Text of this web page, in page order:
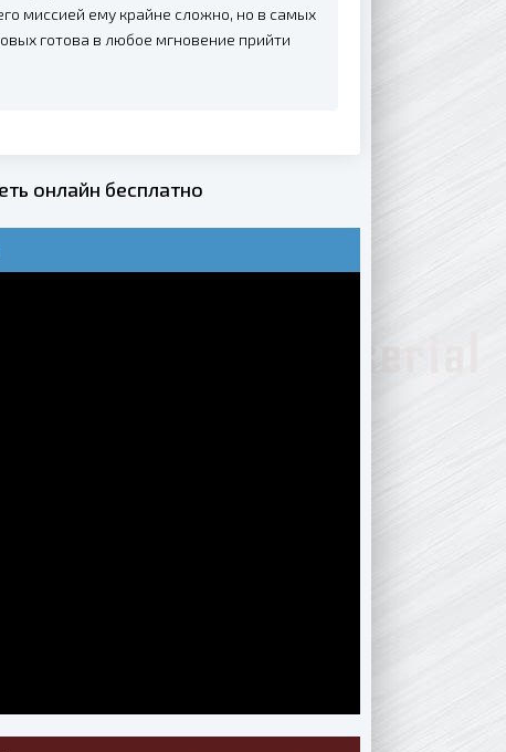
миссией ему крайне сложно, но в самых
готова в любое мгновение прийти
онлайн бесплатно